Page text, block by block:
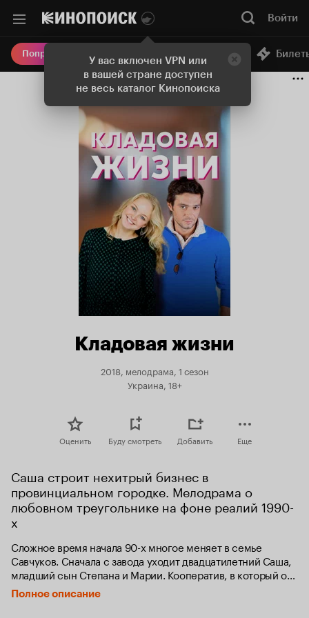
У вас включен VPN или
в вашей стране доступен
не весь каталог Кинопоиска
Войти
Попробовать Плюс Онлайн-кинотеатр
Кладовая жизни
2018, мелодрама, 1 сезон
Украина, 18+
Оценить Буду смотреть Добавить Еще
Саша строит нехитрый бизнес в
провинциальном городке. Мелодрама о
любовном треугольнике на фоне реалий 1990-
х
Сложное время начала 90-х многое меняет в семье
Савчуков. Сначала с завода уходит двадцатилетний Саша,
младший сын Степана и Марии. Кооператив, в который он
устраивается работать, оказывается причастен к ряду
квартирных краж. Дело это расследует брат Саши Павел.
Полное описание